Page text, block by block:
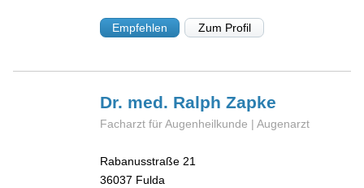
Empfehlen Zum Profil
Dr. med. RalphZapke
Facharzt für Augenheilkunde | Augenarzt
Rabanusstraße 21
36037 Fulda